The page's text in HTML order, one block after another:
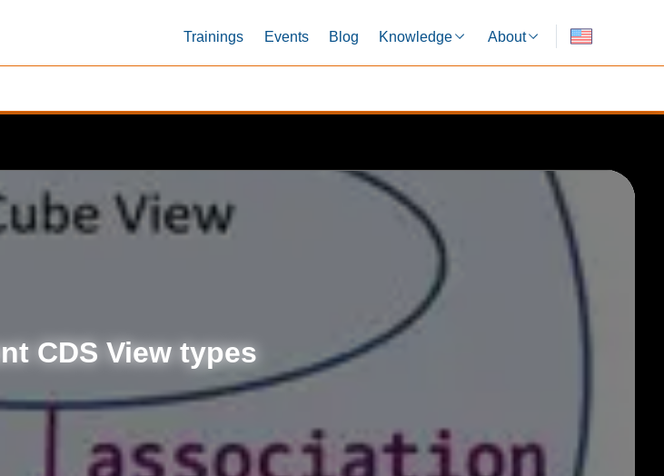
Trainings Events Blog Knowledge About
CDS View types